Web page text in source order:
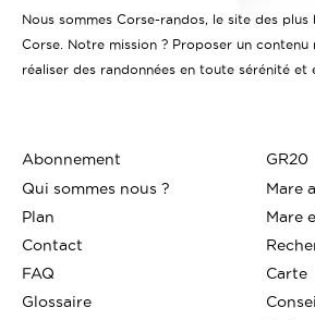
Nous sommes Corse-randos, le site des plus
Corse. Notre mission ? Proposer un
réaliser des randonnées en toute sérénité et
Abonnement
Qui sommes nous ?
Plan
Contact
FAQ
Glossaire
GR20
Mare
Mare
Carte